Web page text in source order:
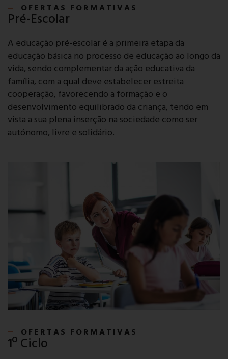
OFERTAS FORMATIVAS
Pré-Escolar
A educação pré-escolar é a primeira etapa da
educação básica no processo de educação ao longo da
vida, sendo complementar da ação educativa da
família, com a qual deve estabelecer estreita
cooperação, favorecendo a formação e o
desenvolvimento equilibrado da criança, tendo em
vista a sua plena inserção na sociedade como ser
autónomo, livre e solidário.
OFERTAS FORMATIVAS
1º Ciclo